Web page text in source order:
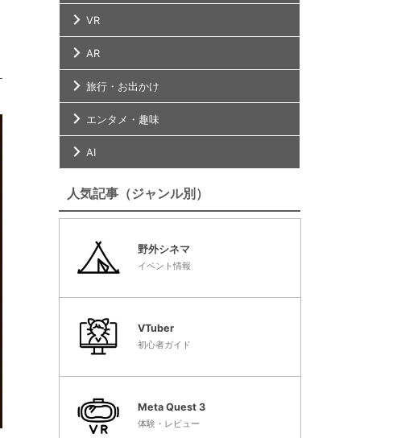
VR
AR
旅行・お出かけ
エンタメ・趣味
AI
人気記事（ジャンル別）
野外シネマ
イベント情報
VTuber
初心者ガイド
Meta Quest 3
体験・レビュー